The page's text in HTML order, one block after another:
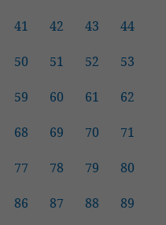
41 42 43 44
50 51 52 53
59 60 61 62
68 69 70 71
77 78 79 80
86 87 88 89